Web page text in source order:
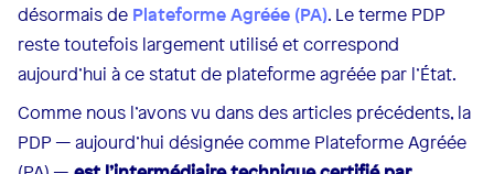
désormais de Plateforme Agréée (PA). Le terme PDP
reste toutefois largement utilisé et correspond
aujourd’hui à ce statut de plateforme agréée par l’État.
Comme nous l’avons vu dans des articles précédents, la
PDP — aujourd’hui désignée comme Plateforme Agréée